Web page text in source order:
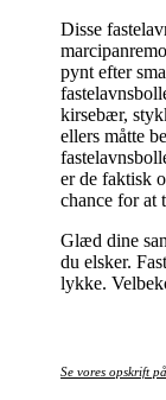
Disse
pynt efter
kirsebær,
ellers måtte
er de faktisk
chance for at
Glæd dine
du elsker.
lykke.
Se vores opskrift